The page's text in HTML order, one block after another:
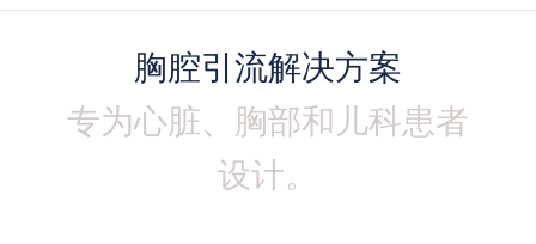
胸腔引流解决方案
专为心脏、胸部和儿科患者
设计。